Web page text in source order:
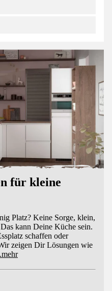
für kleine
Platz? Keine Sorge, klein,
kann Deine Küche sein.
schaffen oder
zeigen Dir Lösungen wie
mehr